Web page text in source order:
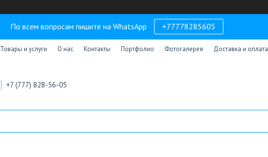
По всем вопросам пишите на WhatsApp +77778285605
Товары и услуги О нас Контакты Портфолио Фотогалерея Доставка и оплата
+7 (777) 828-56-05